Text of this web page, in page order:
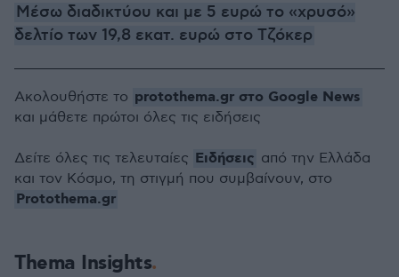
Μέσω διαδικτύου και με 5 ευρώ το «χρυσό»
δελτίο των 19,8 εκατ. ευρώ στο Τζόκερ
Thema Insights
Ακολουθήστε το protothema.gr στο Google News
και μάθετε πρώτοι όλες τις ειδήσεις
Δείτε όλες τις τελευταίες Ειδήσεις από την Ελλάδα
και τον Κόσμο, τη στιγμή που συμβαίνουν, στο
Protothema.gr